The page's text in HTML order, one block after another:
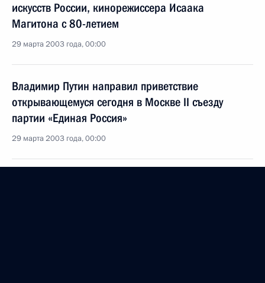
искусств России, кинорежиссера Исаака
Магитона с 80-летием
29 марта 2003 года, 00:00
Владимир Путин направил приветствие
открывающемуся сегодня в Москве II съезду
партии «Единая Россия»
29 марта 2003 года, 00:00